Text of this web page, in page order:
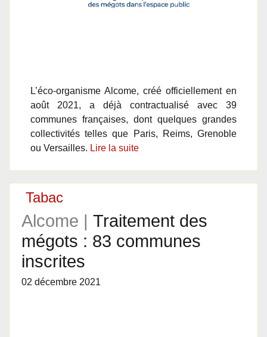
L’éco-organisme Alcome, créé officiellement en
août 2021, a déjà contractualisé avec 39
communes françaises, dont quelques grandes
collectivités telles que Paris, Reims, Grenoble
ou Versailles. Lire la suite
Tabac
Alcome | Traitement des
mégots : 83 communes
inscrites
02 décembre 2021